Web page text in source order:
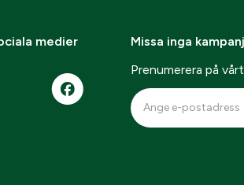
medier
Missa inga
Prenumerera på